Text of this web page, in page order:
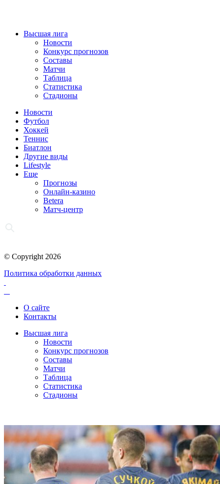
Высшая лига
Новости
Конкурс прогнозов
Составы
Матчи
Таблица
Статистика
Стадионы
Новости
Футбол
Хоккей
Теннис
Биатлон
Другие виды
Lifestyle
Еще
Прогнозы
Онлайн-казино
Betera
Матч-центр
© Copyright 2026
Политика обработки данных
О сайте
Контакты
Высшая лига
Новости
Конкурс прогнозов
Составы
Матчи
Таблица
Статистика
Стадионы